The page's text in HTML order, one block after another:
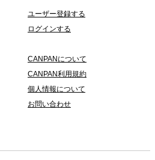
ユーザー登録する
ログインする
CANPANについて
CANPAN利用規約
個人情報について
お問い合わせ